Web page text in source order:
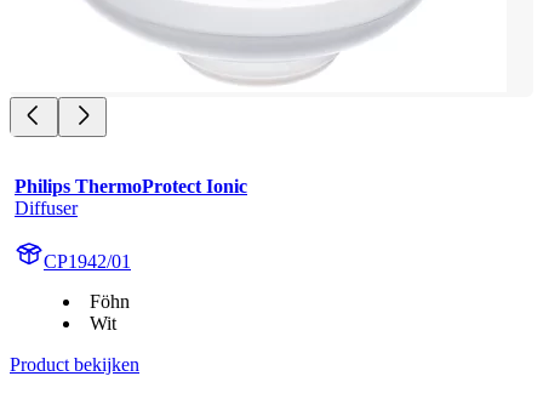
Philips ThermoProtect Ionic
Diffuser
CP1942/01
Föhn
Wit
Product bekijken